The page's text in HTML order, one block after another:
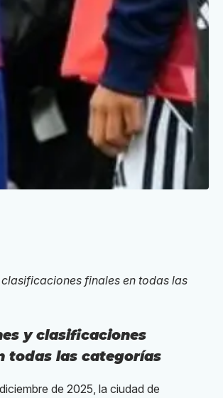
finales en todas las
y clasificaciones
todas las categorías
de 2025, la ciudad de